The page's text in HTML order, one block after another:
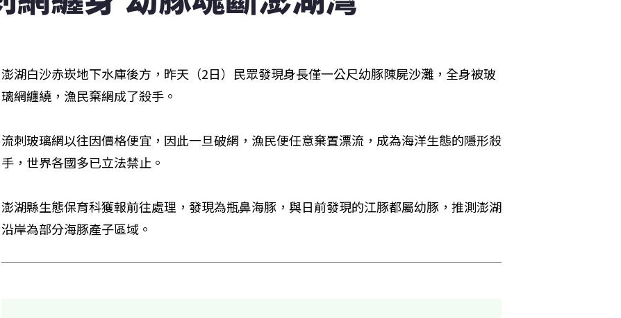
澎湖白沙赤崁地下水庫後方，昨天（2日）民眾發現身長僅一公尺幼豚陳屍沙灘，全身被玻
璃網纏繞，漁民棄網成了殺手。
流刺玻璃網以往因價格便宜，因此一旦破網，漁民便任意棄置漂流，成為海洋生態的隱形殺
手，世界各國多已立法禁止。
澎湖縣生態保育科獲報前往處理，發現為瓶鼻海豚，與日前發現的江豚都屬幼豚，推測澎湖
沿岸為部分海豚產子區域。